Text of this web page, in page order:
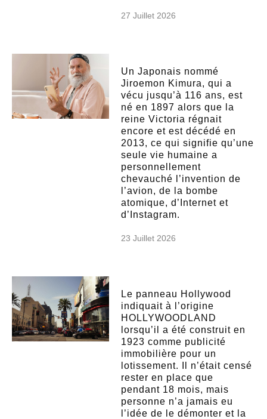
27 Juillet 2026
Un Japonais nommé
Jiroemon Kimura, qui a
vécu jusqu’à 116 ans, est
né en 1897 alors que la
reine Victoria régnait
encore et est décédé en
2013, ce qui signifie qu’une
seule vie humaine a
personnellement
chevauché l’invention de
l’avion, de la bombe
atomique, d’Internet et
d’Instagram.
23 Juillet 2026
Le panneau Hollywood
indiquait à l’origine
HOLLYWOODLAND
lorsqu’il a été construit en
1923 comme publicité
immobilière pour un
lotissement. Il n’était censé
rester en place que
pendant 18 mois, mais
personne n’a jamais eu
l’idée de le démonter et la